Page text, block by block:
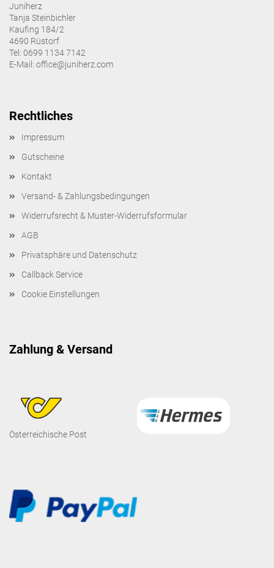
Juniherz
Tanja Steinbichler
Kaufing 184/2
4690 Rüstorf
Tel: 0699 1134 7142
E-Mail: office@juniherz.com
Rechtliches
Impressum
Gutscheine
Kontakt
Versand- & Zahlungsbedingungen
Widerrufsrecht & Muster-Widerrufsformular
AGB
Privatsphäre und Datenschutz
Callback Service
Cookie Einstellungen
Zahlung & Versand
Österreichische Post